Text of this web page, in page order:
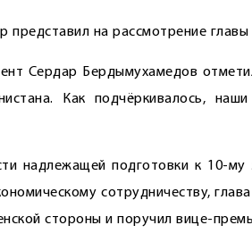
представил на рассмотрение
Сердар Бердымухамедов
Как подчёркивалось,
надлежащей подготовки к 10-
сотрудничеству,
стороны и поручил вице-